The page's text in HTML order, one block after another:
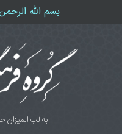
بسم الله
به لب